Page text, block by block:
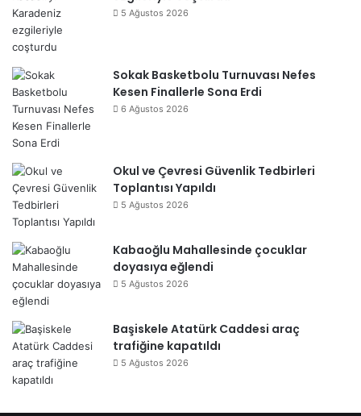
5 Ağustos 2026
Sokak Basketbolu Turnuvası Nefes
Kesen Finallerle Sona Erdi
6 Ağustos 2026
Okul ve Çevresi Güvenlik Tedbirleri
Toplantısı Yapıldı
5 Ağustos 2026
Kabaoğlu Mahallesinde çocuklar
doyasıya eğlendi
5 Ağustos 2026
Başiskele Atatürk Caddesi araç
trafiğine kapatıldı
5 Ağustos 2026